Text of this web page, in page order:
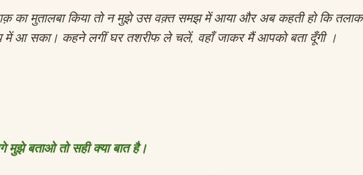
का मुतालबा किया तो न मुझे उस वक़्त समझ में आया और अब कहती हो कि तलाक
में आ सका। कहने लगीं घर तशरीफ ले चलें, वहाँ जाकर मैं आपको बता दूँगी ।
बताओ तो सही क्या बात है।